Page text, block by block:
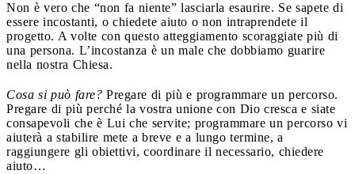
Non è vero che “non fa niente” lasciarla esaurire. Se sapete di
essere incostanti, o chiedete aiuto o non intraprendete il
progetto. A volte con questo atteggiamento scoraggiate più di
una persona. L’incostanza è un male che dobbiamo guarire
nella nostra Chiesa.
Cosa si può fare? Pregare di più e programmare un percorso.
Pregare di più perché la vostra unione con Dio cresca e siate
consapevoli che è Lui che servite; programmare un percorso vi
aiuterà a stabilire mete a breve e a lungo termine, a
raggiungere gli obiettivi, coordinare il necessario, chiedere
aiuto…